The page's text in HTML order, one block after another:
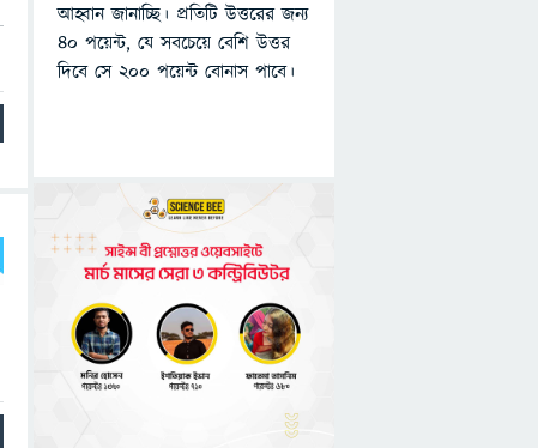
আহ্বান জানাচ্ছি। প্রতিটি উত্তরের জন্য
৪০ পয়েন্ট, যে সবচেয়ে বেশি উত্তর
দিবে সে ২০০ পয়েন্ট বোনাস পাবে।